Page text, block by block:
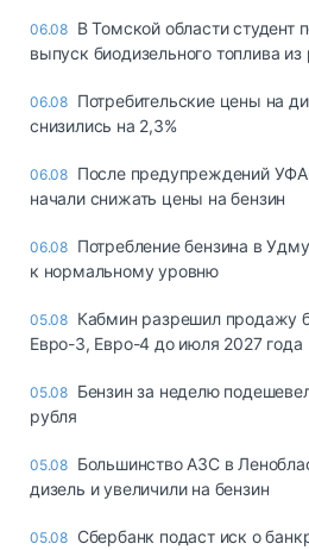
06.08 В Томской области студент
выпуск биодизельного топлива из
06.08 Потребительские цены на
снизились на 2,3%
06.08 После предупреждений
начали снижать цены на бензин
06.08 Потребление бензина в
к нормальному уровню
05.08 Кабмин разрешил продажу
Евро-3, Евро-4 до июля 2027 года
05.08 Бензин за неделю
рубля
05.08 Большинство АЗС в
дизель и увеличили на бензин
05.08 Сбербанк подаст иск о